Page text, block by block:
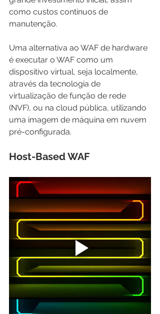
como custos contínuos de
manutenção.
Uma alternativa ao WAF de hardware
é executar o WAF como um
dispositivo virtual, seja localmente,
através da tecnologia de
virtualização de função de rede
(NVF), ou na cloud pública, utilizando
uma imagem de máquina em nuvem
pré-configurada.
Host-Based WAF